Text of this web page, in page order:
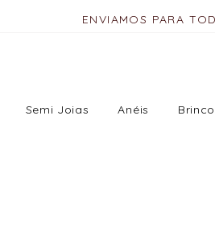
ENVIAMOS PARA
Semi Joias Anéis